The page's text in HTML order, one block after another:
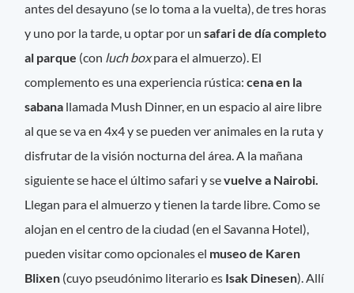
antes del desayuno (se lo toma a la vuelta), de tres horas
y uno por la tarde, u optar por unsafari de día completo
al parque (con luch boxpara el almuerzo). El
complemento es una experiencia rústica:cena en la
sabana llamada Mush Dinner, en un espacio al aire libre
al que se va en 4x4 y se pueden ver animales en la ruta y
disfrutar de la visión nocturna del área. A la mañana
siguiente se hace el último safari y sevuelve a Nairobi.
Llegan para el almuerzo y tienen la tarde libre. Como se
alojan en el centro de la ciudad (en el Savanna Hotel),
pueden visitar como opcionales el museo de Karen
Blixen (cuyo pseudónimo literario es Isak Dinesen). Allí